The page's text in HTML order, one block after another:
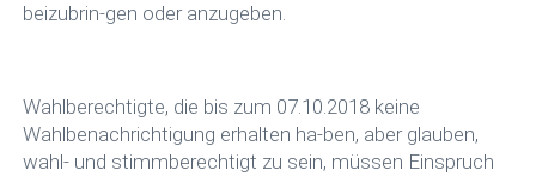
beizubrin-gen oder anzugeben.
Wahlberechtigte, die bis zum 07.10.2018 keine
Wahlbenachrichtigung erhalten ha-ben, aber glauben,
wahl- und stimmberechtigt zu sein, müssen Einspruch